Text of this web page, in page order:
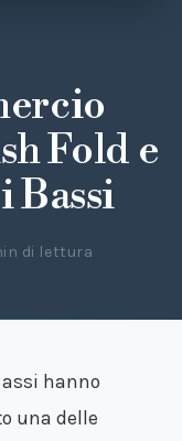
Fold e
Bassi
di lettura
hanno
una delle